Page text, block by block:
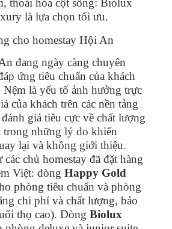
là lựa chọn tối ưu.
cho homestay Hội An
đang ngày càng chuyên
ứng tiêu chuẩn của khách
là yếu tố ảnh hưởng trực
của khách trên các nền tảng
giá tiêu cực về chất lượng
trong những lý do khiến
lại và không giới thiệu.
chủ homestay đã đặt hàng
Việt: dòng Happy Gold
phòng tiêu chuẩn và phòng
chi phí và chất lượng, bảo
thọ cao). Dòng Biolux